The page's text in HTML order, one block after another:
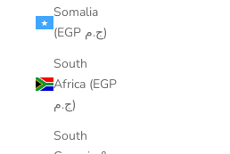
Somalia
(EGP ج.م)
South
Africa (EGP
ج.م)
South